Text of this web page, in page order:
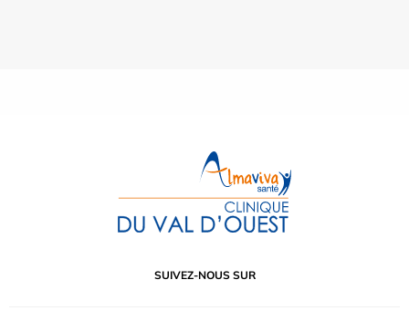
SUIVEZ-NOUS SUR